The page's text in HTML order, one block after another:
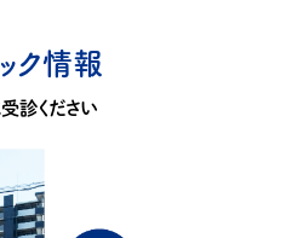
ク情報
診ください